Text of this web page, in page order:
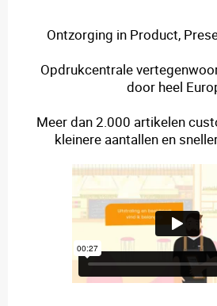
Ontzorging in Product,
Opdrukcentrale
door heel
Meer dan 2.000 artikelen
kleinere aantallen en